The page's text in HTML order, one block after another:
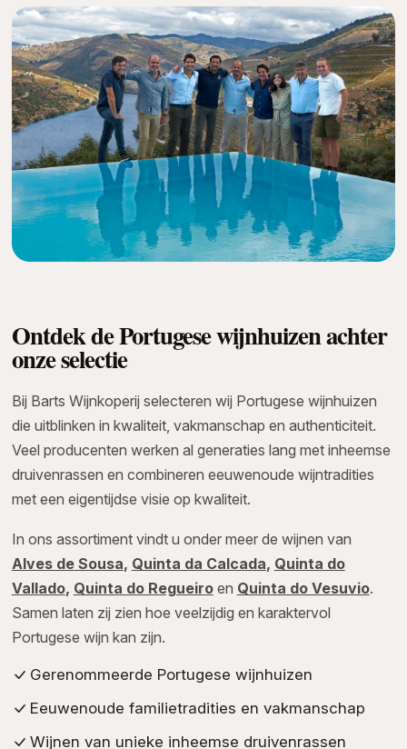
Ontdek de Portugese wijnhuizen achter
onze selectie
Bij Barts Wijnkoperij selecteren wij Portugese wijnhuizen
die uitblinken in kwaliteit, vakmanschap en authenticiteit.
Veel producenten werken al generaties lang met inheemse
druivenrassen en combineren eeuwenoude wijntradities
met een eigentijdse visie op kwaliteit.
In ons assortiment vindt u onder meer de wijnen van
Alves de Sousa, Quinta da Calcada, Quinta do
Vallado, Quinta do Regueiroen Quinta do Vesuvio.
Samen laten zij zien hoe veelzijdig en karaktervol
Portugese wijn kan zijn.
Gerenommeerde Portugese wijnhuizen
Eeuwenoude familietradities en vakmanschap
Wijnen van unieke inheemse druivenrassen